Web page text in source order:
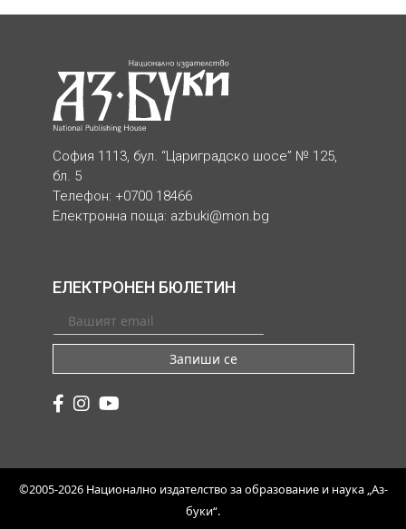
София 1113, бул. “Цариградско шосе” № 125,
бл. 5
Телефон: +0700 18466
Електронна поща: azbuki@mon.bg
ЕЛЕКТРОНЕН БЮЛЕТИН
Запиши се
©2005-2026 Национално издателство за образование и наука „Аз-
буки“.